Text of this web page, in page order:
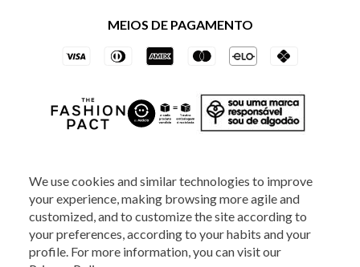
We use cookies and similar technologies to improve
your experience, making browsing more agile and
customized, and to customize the site according to
your preferences, according to your habits and your
profile. For more information, you can visit our
Trocas e Devoluções
Vai de Visa
Azul Fidelidade
MEIOS DE PAGAMENTO
2025 - Veste S.A Estilo. Todos os direitos reservados - A loja Estoque reserva-